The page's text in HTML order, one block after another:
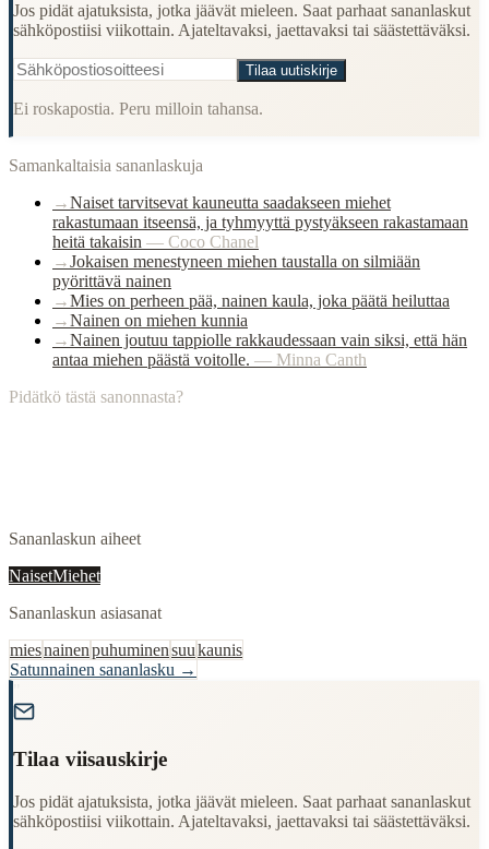
Jos pidät ajatuksista, jotka jäävät mieleen. Saat parhaat sananlaskut
sähköpostiisi viikottain. Ajateltavaksi, jaettavaksi tai säästettäväksi.
Tilaa uutiskirje
Ei roskapostia. Peru milloin tahansa.
Samankaltaisia sananlaskuja
→Naiset tarvitsevat kauneutta saadakseen miehet
rakastumaan itseensä, ja tyhmyyttä pystyäkseen rakastamaan
heitä takaisin — Coco Chanel
→Jokaisen menestyneen miehen taustalla on silmiään
pyörittävä nainen
→Mies on perheen pää, nainen kaula, joka päätä heiluttaa
→Nainen on miehen kunnia
→Nainen joutuu tappiolle rakkaudessaan vain siksi, että hän
antaa miehen päästä voitolle. — Minna Canth
Pidätkö tästä sanonnasta?
Sananlaskun aiheet
NaisetMiehet
Sananlaskun asiasanat
miesnainenpuhuminensuukaunis
Satunnainen sananlasku →
Tilaa viisauskirje
Jos pidät ajatuksista, jotka jäävät mieleen. Saat parhaat sananlaskut
sähköpostiisi viikottain. Ajateltavaksi, jaettavaksi tai säästettäväksi.